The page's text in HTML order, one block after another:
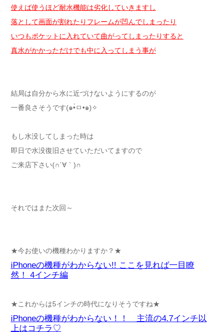
使えば使うほど耐水機能は劣化していきますし
落として画面が割れたりフレームが凹んでしまったり
いつもポケットに入れていて曲がってしまったりすると
真水がかかっただけでも中に入ってしまう事が
結局は自分から水に近づけないようにするのが
一番良さそうです(๑•̀ㅁ•๑)✧
もし水没してしまった時は
即日で水没復旧させていただいてますので
ご来店下さい(∩´∀｀)∩
それではまた次回～
★今お使いの機種わかりますか？★
iPhoneの機種がわからない!! ここを見れば一目瞭
然！ 4インチ編
★これからは5インチの時代になりそうですね★
iPhoneの機種がわからない！！ 主流の4.7インチ以
上はコチラ♡